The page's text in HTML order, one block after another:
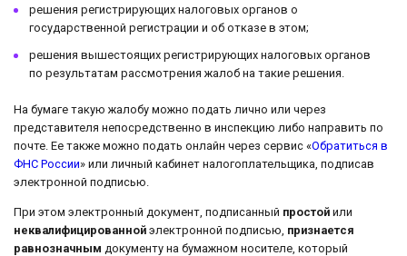
решения регистрирующих налоговых органов о
государственной регистрации и об отказе в этом;
решения вышестоящих регистрирующих налоговых органов
по результатам рассмотрения жалоб на такие решения.
На бумаге такую жалобу можно подать лично или через
представителя непосредственно в инспекцию либо направить по
почте. Ее также можно подать онлайн через сервис «Обратиться в
ФНС России» или личный кабинет налогоплательщика, подписав
электронной подписью.
При этом электронный документ, подписанный простой или
неквалифицированной электронной подписью, признается
равнозначным документу на бумажном носителе, который